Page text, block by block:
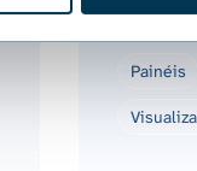
para
Painéis